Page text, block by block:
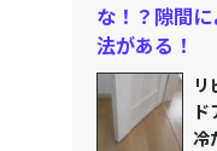
な！？隙間
法がある！
リ
ド
冷